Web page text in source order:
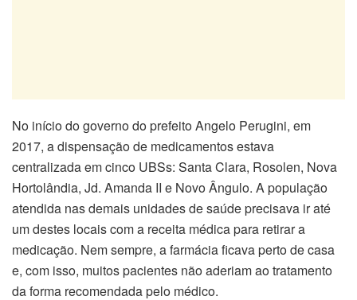
No início do governo do prefeito Angelo Perugini, em
2017, a dispensação de medicamentos estava
centralizada em cinco UBSs: Santa Clara, Rosolen, Nova
Hortolândia, Jd. Amanda II e Novo Ângulo. A população
atendida nas demais unidades de saúde precisava ir até
um destes locais com a receita médica para retirar a
medicação. Nem sempre, a farmácia ficava perto de casa
e, com isso, muitos pacientes não aderiam ao tratamento
da forma recomendada pelo médico.